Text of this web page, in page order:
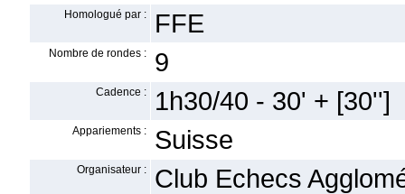
Homologué par : FFE
Nombre de rondes : 9
Cadence : 1h30/40 - 30' + [30'']
Appariements : Suisse
Organisateur : Club Echecs